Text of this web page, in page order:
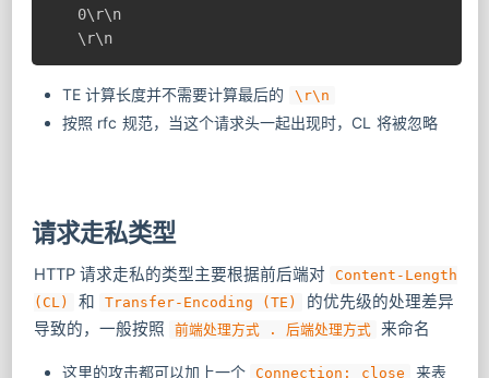
0\r\n
\r\n
TE 计算长度并不需要计算最后的 \r\n
按照 rfc 规范，当这个请求头一起出现时，CL 将被忽略
请求走私类型
HTTP 请求走私的类型主要根据前后端对
Content-Length
(CL)
​ 和 Transfer-Encoding (TE)
​ 的优先级的处理差异
导致的，一般按照
前端处理方式 . 后端处理方式 来命名
这里的攻击都可以加上一个 Connection: close 来表